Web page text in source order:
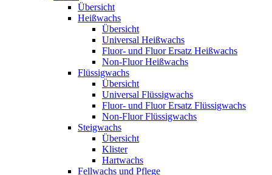
Übersicht
Heißwachs
Übersicht
Universal Heißwachs
Fluor- und Fluor Ersatz Heißwachs
Non-Fluor Heißwachs
Flüssigwachs
Übersicht
Universal Flüssigwachs
Fluor- und Fluor Ersatz Flüssigwachs
Non-Fluor Flüssigwachs
Steigwachs
Übersicht
Klister
Hartwachs
Fellwachs und Pflege